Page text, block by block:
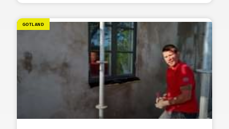
GOTLAND